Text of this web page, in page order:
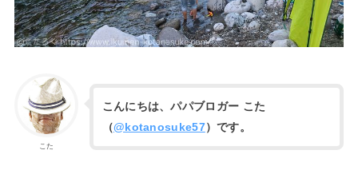
こた
こんにちは、パパブロガー こた
（@kotanosuke57）です。